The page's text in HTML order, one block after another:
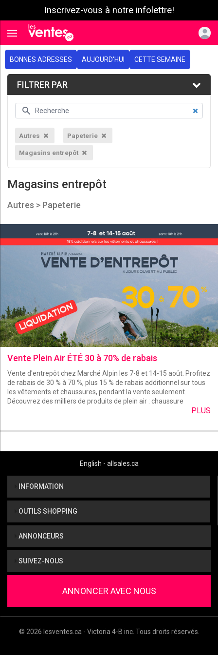
Inscrivez-vous à notre infolettre!
Toggle navigation
BONNES ADRESSES AUJOURD'HUI CETTE SEMAINE
FILTRER PAR
Autres Papeterie
Magasins entrepôt
Magasins entrepôt
Autres > Papeterie
Vente Plein Air ÉTÉ 30 à 70% de rabais
Vente d'entrepôt chez Marché Alpin les 7-8 et 14-15 août. Profitez
de rabais de 30 % à 70 %, plus 15 % de rabais additionnel sur tous
les vêtements et chaussures, pendant la vente seulement.
Découvrez des milliers de produits de plein air : chaussure
PLUS
English - allsales.ca
INFORMATION
OUTILS SHOPPING
ANNONCEURS
SUIVEZ-NOUS
ANNONCER AVEC NOUS
© 2026 lesventes.ca - Victoria 4-B inc. Tous droits réservés.